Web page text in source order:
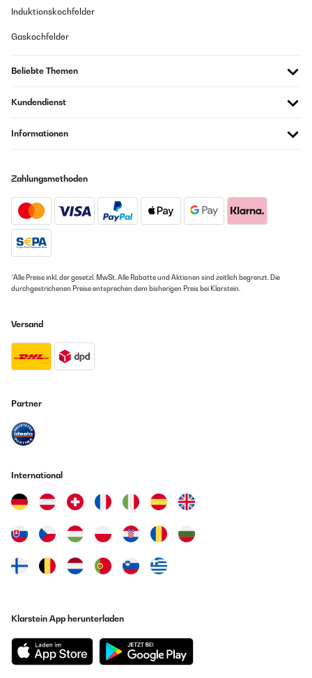
Induktionskochfelder
Gaskochfelder
Beliebte Themen
Kundendienst
Informationen
Zahlungsmethoden
*Alle Preise inkl. der gesetzl. MwSt. Alle Rabatte und Aktionen sind zeitlich begrenzt. Die
durchgestrichenen Preise entsprechen dem bisherigen Preis bei Klarstein.
Versand
Partner
International
Klarstein App herunterladen